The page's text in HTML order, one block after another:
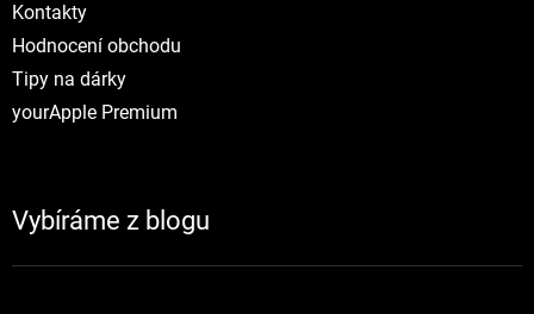
Kontakty
Hodnocení obchodu
Tipy na dárky
yourApple Premium
Vybíráme z blogu